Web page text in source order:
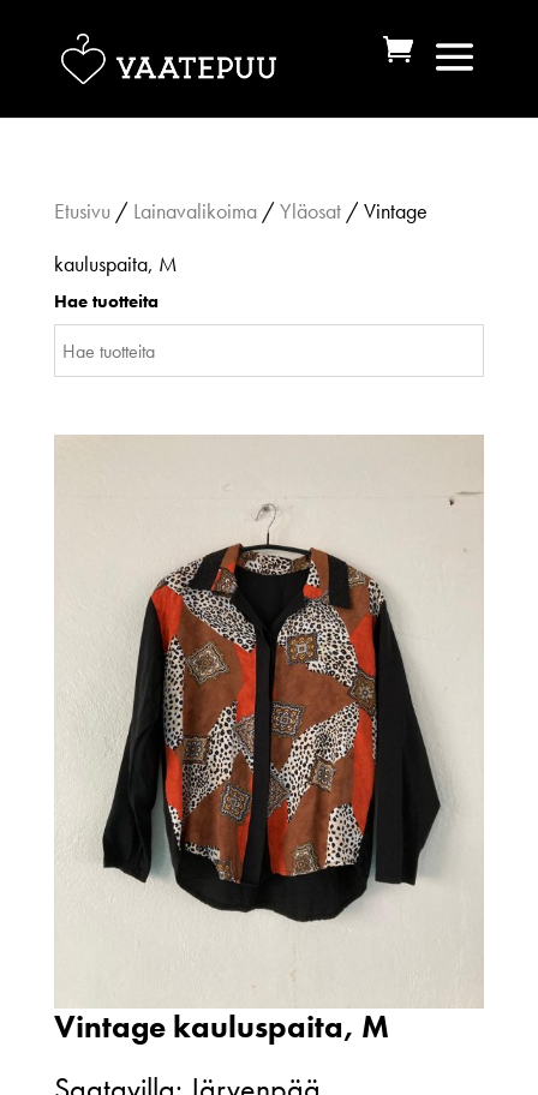
Etusivu / Lainavalikoima/Yläosat/ Vintage
kauluspaita, M
Hae tuotteita
Vintage kauluspaita, M